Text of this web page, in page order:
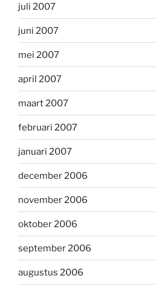
juli 2007
juni 2007
mei 2007
april 2007
maart 2007
februari 2007
januari 2007
december 2006
november 2006
oktober 2006
september 2006
augustus 2006